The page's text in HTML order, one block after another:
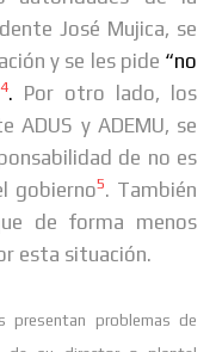
José Mujica, se
y se les pide “no
4. Por otro lado, los
ADUS y ADEMU, se
de no es
gobierno5. También
de forma menos
esta situación.
presentan problemas de